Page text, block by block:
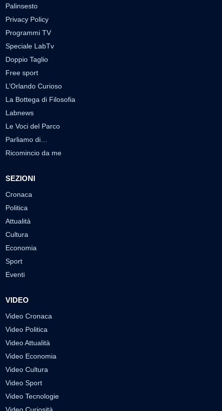
Palinsesto
Privacy Policy
Programmi TV
Speciale LabTv
Doppio Taglio
Free sport
L’Orlando Curioso
La Bottega di Filosofia
Labnews
Le Voci del Parco
Parliamo di…
Ricomincio da me
SEZIONI
Cronaca
Politica
Attualità
Cultura
Economia
Sport
Eventi
VIDEO
Video Cronaca
Video Politica
Video Attualità
Video Economia
Video Cultura
Video Sport
Video Tecnologie